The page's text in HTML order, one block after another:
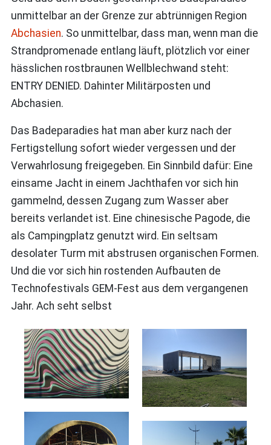
unmittelbar an der Grenze zur abtrünnigen Region
Abchasien. So unmittelbar, dass man, wenn man die
Strandpromenade entlang läuft, plötzlich vor einer
hässlichen rostbraunen Wellblechwand steht:
ENTRY DENIED. Dahinter Militärposten und
Abchasien.
Das Badeparadies hat man aber kurz nach der
Fertigstellung sofort wieder vergessen und der
Verwahrlosung freigegeben. Ein Sinnbild dafür: Eine
einsame Jacht in einem Jachthafen vor sich hin
gammelnd, dessen Zugang zum Wasser aber
bereits verlandet ist. Eine chinesische Pagode, die
als Campingplatz genutzt wird. Ein seltsam
desolater Turm mit abstrusen organischen Formen.
Und die vor sich hin rostenden Aufbauten de
Technofestivals GEM-Fest aus dem vergangenen
Jahr. Ach seht selbst